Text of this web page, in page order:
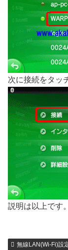
次に接続をタッ
説明は以上です。
無線LAN(Wi-Fi)設